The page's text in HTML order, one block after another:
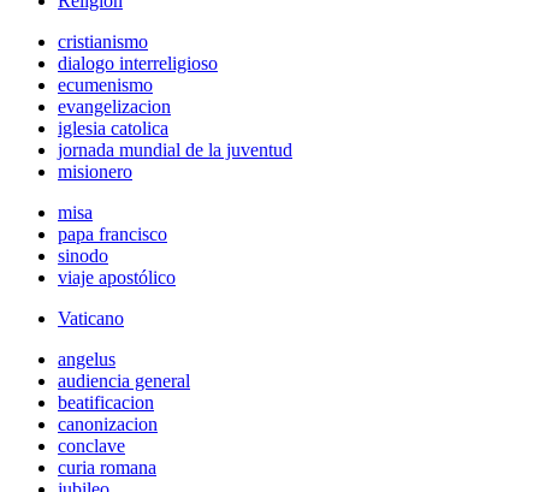
cristianismo
dialogo interreligioso
ecumenismo
evangelizacion
iglesia catolica
jornada mundial de la juventud
misionero
misa
papa francisco
sinodo
viaje apostólico
Vaticano
angelus
audiencia general
beatificacion
canonizacion
conclave
curia romana